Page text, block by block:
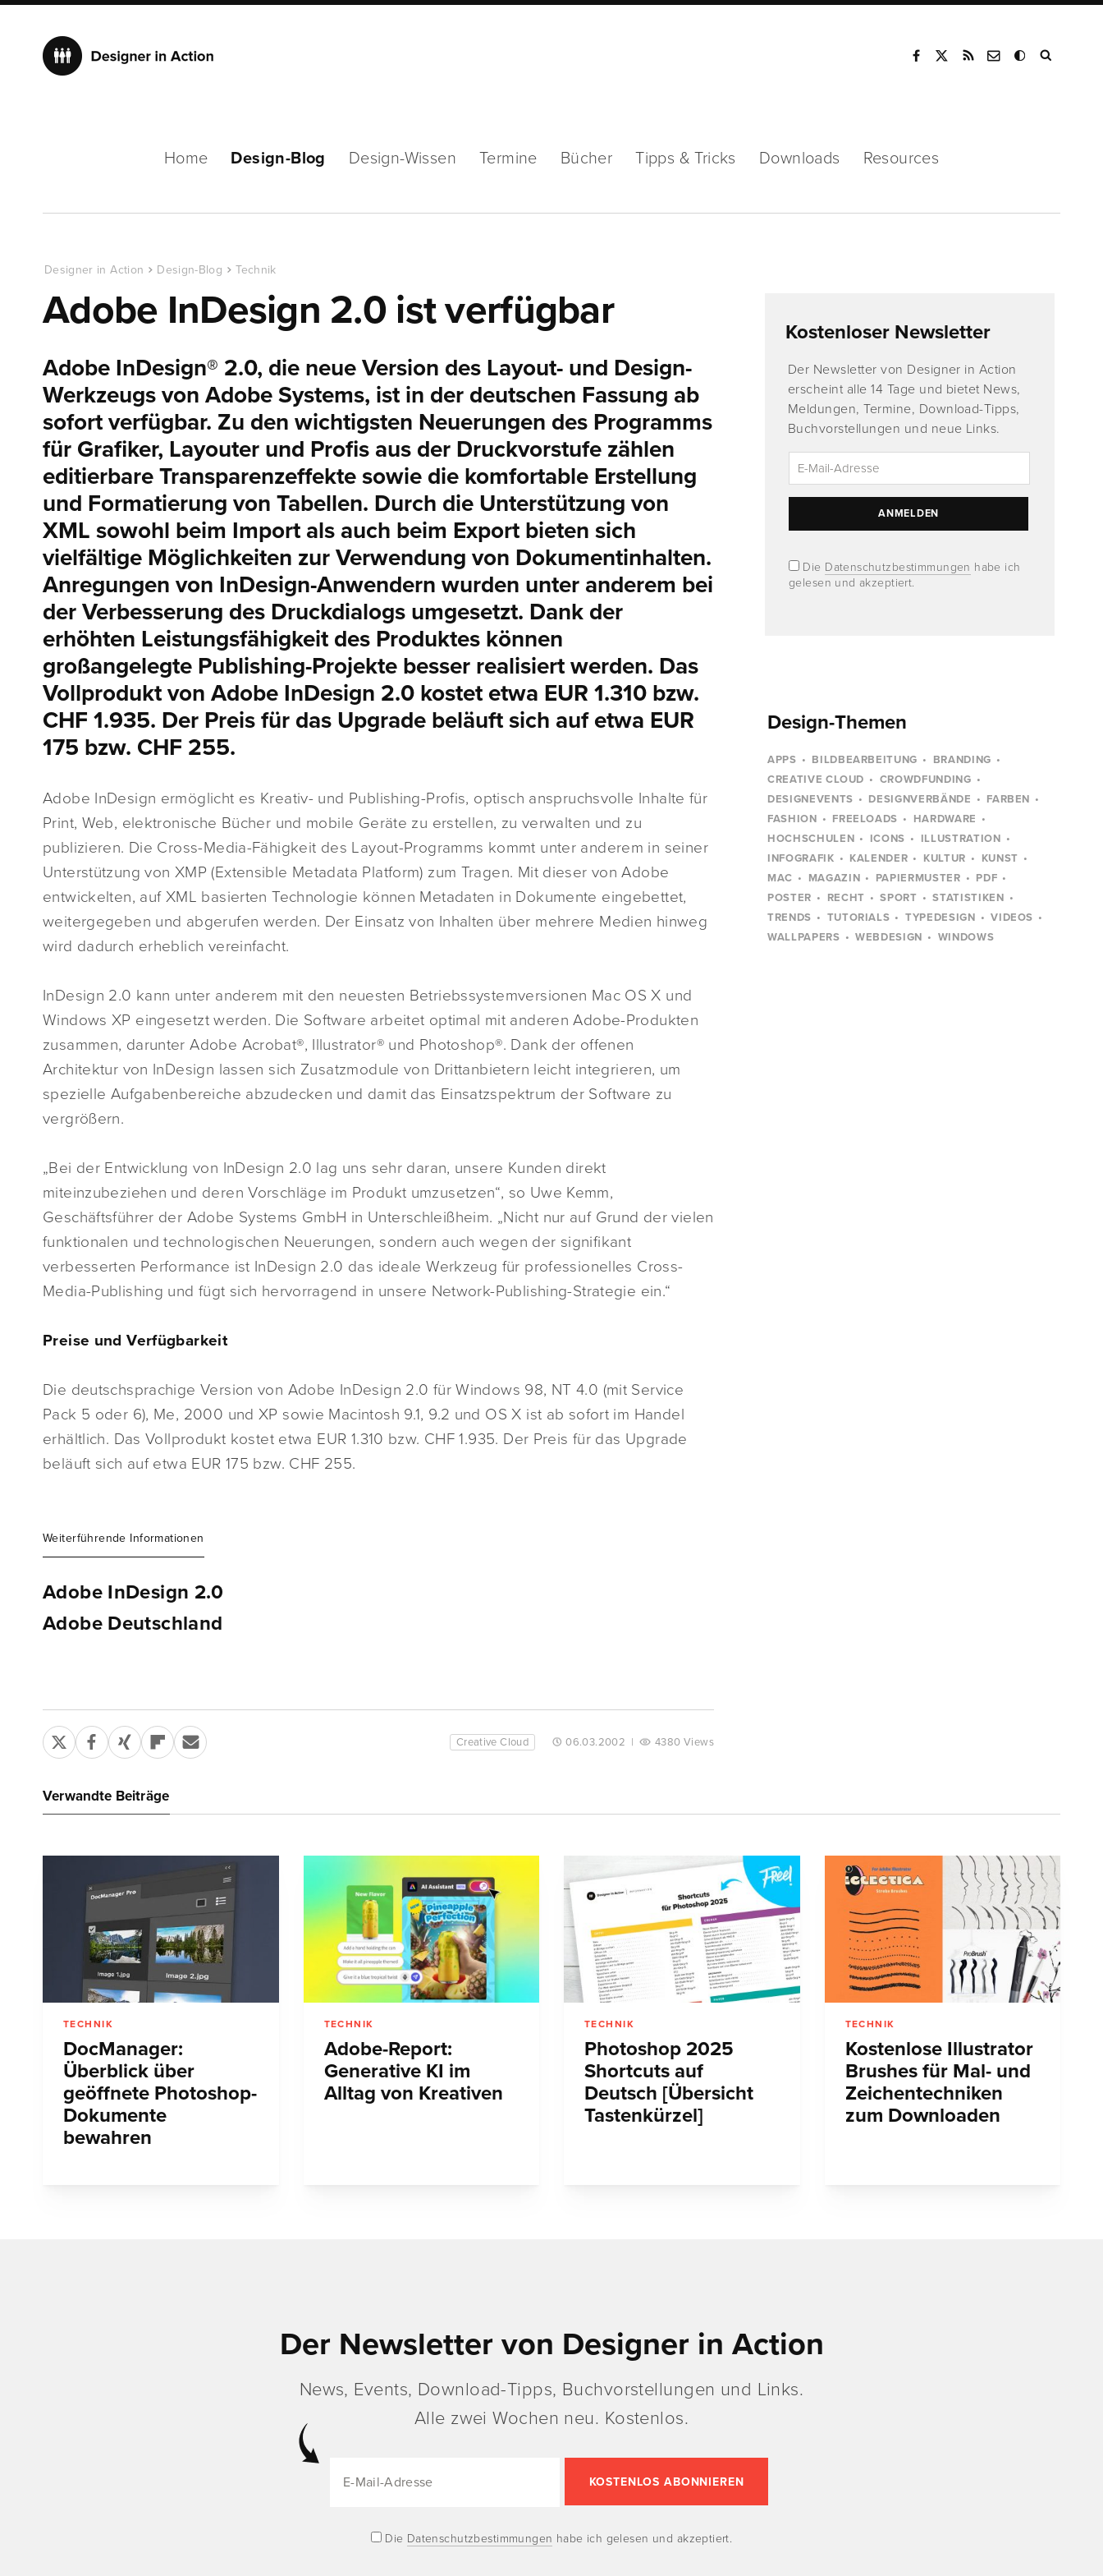
Home Design-Blog Design-Wissen Termine Bücher Tipps & Tricks Downloads Resources
Designer in Action Design-Blog Technik
Adobe InDesign 2.0 ist verfügbar
Adobe InDesign® 2.0, die neue Version des Layout- und Design-
Werkzeugs von Adobe Systems, ist in der deutschen Fassung ab
sofort verfügbar. Zu den wichtigsten Neuerungen des Programms
für Grafiker, Layouter und Profis aus der Druckvorstufe zählen
editierbare Transparenzeffekte sowie die komfortable Erstellung
und Formatierung von Tabellen. Durch die Unterstützung von
XML sowohl beim Import als auch beim Export bieten sich
vielfältige Möglichkeiten zur Verwendung von Dokumentinhalten.
Anregungen von InDesign-Anwendern wurden unter anderem bei
der Verbesserung des Druckdialogs umgesetzt. Dank der
erhöhten Leistungsfähigkeit des Produktes können
großangelegte Publishing-Projekte besser realisiert werden. Das
Vollprodukt von Adobe InDesign 2.0 kostet etwa EUR 1.310 bzw.
CHF 1.935. Der Preis für das Upgrade beläuft sich auf etwa EUR
175 bzw. CHF 255.
Adobe InDesign ermöglicht es Kreativ- und Publishing-Profis, optisch anspruchsvolle Inhalte für
Print, Web, elektronische Bücher und mobile Geräte zu erstellen, zu verwalten und zu
publizieren. Die Cross-Media-Fähigkeit des Layout-Programms kommt unter anderem in seiner
Unterstützung von XMP (Extensible Metadata Platform) zum Tragen. Mit dieser von Adobe
entwickelten, auf XML basierten Technologie können Metadaten in Dokumente eingebettet,
weitergegeben und abgerufen werden. Der Einsatz von Inhalten über mehrere Medien hinweg
wird dadurch erheblich vereinfacht.
InDesign 2.0 kann unter anderem mit den neuesten Betriebssystemversionen Mac OS X und
Windows XP eingesetzt werden. Die Software arbeitet optimal mit anderen Adobe-Produkten
zusammen, darunter Adobe Acrobat®, Illustrator® und Photoshop®. Dank der offenen
Architektur von InDesign lassen sich Zusatzmodule von Drittanbietern leicht integrieren, um
spezielle Aufgabenbereiche abzudecken und damit das Einsatzspektrum der Software zu
vergrößern.
„Bei der Entwicklung von InDesign 2.0 lag uns sehr daran, unsere Kunden direkt
miteinzubeziehen und deren Vorschläge im Produkt umzusetzen“, so Uwe Kemm,
Geschäftsführer der Adobe Systems GmbH in Unterschleißheim. „Nicht nur auf Grund der vielen
funktionalen und technologischen Neuerungen, sondern auch wegen der signifikant
verbesserten Performance ist InDesign 2.0 das ideale Werkzeug für professionelles Cross-
Media-Publishing und fügt sich hervorragend in unsere Network-Publishing-Strategie ein.“
Preise und Verfügbarkeit
Die deutschsprachige Version von Adobe InDesign 2.0 für Windows 98, NT 4.0 (mit Service
Pack 5 oder 6), Me, 2000 und XP sowie Macintosh 9.1, 9.2 und OS X ist ab sofort im Handel
erhältlich. Das Vollprodukt kostet etwa EUR 1.310 bzw. CHF 1.935. Der Preis für das Upgrade
beläuft sich auf etwa EUR 175 bzw. CHF 255.
Weiterführende Informationen
Adobe InDesign 2.0
Adobe Deutschland
Creative Cloud 06.03.2002 | 4380 Views
Kostenloser Newsletter
Der Newsletter von Designer in Action
erscheint alle 14 Tage und bietet News,
Meldungen, Termine, Download-Tipps,
Buchvorstellungen und neue Links.
Die Datenschutzbestimmungen habe ich
gelesen und akzeptiert.
Design-Themen
APPS BILDBEARBEITUNG
BRANDING
CREATIVE CLOUD
CROWDFUNDING
DESIGNEVENTS
DESIGNVERBÄNDE
FARBEN
FASHION
FREELOADS
HARDWARE
HOCHSCHULEN
ICONS
ILLUSTRATION
INFOGRAFIK
KALENDER KULTUR
KUNST
MAC
MAGAZIN PAPIERMUSTER
PDF
POSTER
RECHT SPORT
STATISTIKEN
TRENDS
TUTORIALS TYPEDESIGN
VIDEOS
WALLPAPERS
WEBDESIGN WINDOWS
Verwandte Beiträge
TECHNIK
DocManager:
Überblick über
geöffnete Photoshop-
Dokumente
bewahren
TECHNIK
Adobe-Report:
Generative KI im
Alltag von Kreativen
TECHNIK
Photoshop 2025
Shortcuts auf
Deutsch [Übersicht
Tastenkürzel]
TECHNIK
Kostenlose Illustrator
Brushes für Mal- und
Zeichentechniken
zum Downloaden
Der Newsletter von Designer in Action
News, Events, Download-Tipps, Buchvorstellungen und Links.
Alle zwei Wochen neu. Kostenlos.
Die Datenschutzbestimmungen habe ich gelesen und akzeptiert.